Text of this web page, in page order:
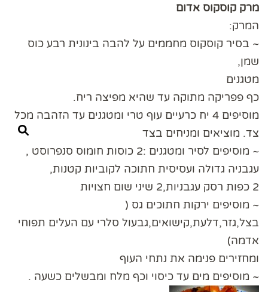
מרק קוסקוס אדום
המרק:
~ בסיר קוסקוס מחממים על להבה בינונית רבע כוס
שמן,
מטגנים
כף פפריקה מתוקה עד שהיא מפיצה ריח.
מוסיפים 4 יח כרעיים עוף טרי ומטגנים עד הזהבה מכל
צד. מוציאים ומניחים בצד
~ מוסיפים לסיר ומטגנים :2 כוסות חומוס סנפרוסט ,
עגבניה גדולה ועסיסית חתוכה לקוביות קטנות,
2 כפות רסק עגבניות,2 שיני שום חצויות
~ מוסיפים ירקות חתוכים גס (
בצל,גזר,דלעת,קישואים,גבעול סלרי עם העלים תפוחי
אדמה)
ומחזירים פנימה את נתחי העוף
~ מוסיפים מים עד כיסוי וכף מלח ומבשלים כשעה .